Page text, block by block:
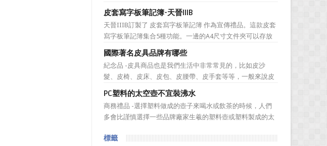
選。當你還在髮愁老爸生日禮物送什麼的時候，一款真皮皮
帶就是非常不錯的選擇。但是真皮皮帶如果疏於保養，也會
黯然失色，出現裂痕和破損的痕跡，今天小編就爲大家分享
真皮皮帶的注意事項...
皮套寫字板筆記簿-天晉IIIB
天晉IIIB訂製了 皮套寫字板筆記簿 作為宣傳禮品。這款皮套
寫字板筆記簿集合5種功能。一邊的A4尺寸文件夾可以存放
A4紙或宣傳冊等。A4文件夾下是一個票據夾，可以存放收據
或支票。然後就是透明的名片夾。在正中可以掛插一支廣告
筆。最後一邊則是一本帶橫線的便簽紙，還可以當作寫字
板。選擇...
國際著名皮具品牌有哪些
紀念品 -皮具商品也是我們生活中非常常見的，比如皮沙
髮、皮椅、皮床、皮包、皮腰帶、皮手套等等，一般來說皮
具具備細膩的手感和自然的色澤度，所以深受消費者的青
睞。國際著名皮具品牌有哪些?下麵就一起來了解一下吧!
國際著名皮具品牌： 1、路易·威登(LV) 創立於
1...
PC塑料的太空壺不宜裝沸水
商務禮品 -選擇塑料做成的壺子來喝水或飲茶的時候，人們
多會比謹慎選擇一些品牌廠家生羲的塑料壺或塑料製成的太
料壺才安全? PP材質的耐熱性和穩定性好，但耐磨性比
標籤